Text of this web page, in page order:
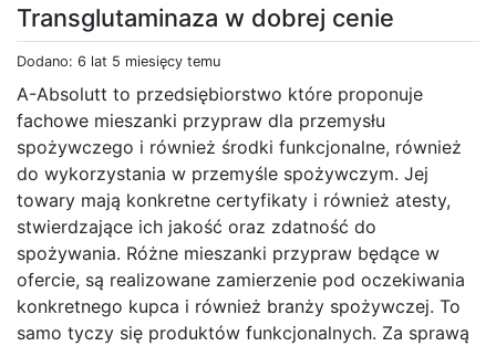
Transglutaminaza w dobrej cenie
Dodano: 6 lat 5 miesięcy temu
A-Absolutt to przedsiębiorstwo które proponuje
fachowe mieszanki przypraw dla przemysłu
spożywczego i również środki funkcjonalne, również
do wykorzystania w przemyśle spożywczym. Jej
towary mają konkretne certyfikaty i również atesty,
stwierdzające ich jakość oraz zdatność do
spożywania. Różne mieszanki przypraw będące w
ofercie, są realizowane zamierzenie pod oczekiwania
konkretnego kupca i również branży spożywczej. To
samo tyczy się produktów funkcjonalnych. Za sprawą